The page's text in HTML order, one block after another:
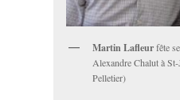
Martin Lafleurfête
Alexandre Chalut à
Pelletier)